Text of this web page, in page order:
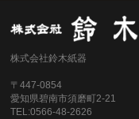
株式会社鈴木紙器
〒447-0854
愛知県碧南市須磨町2-21
TEL:0566-48-2626